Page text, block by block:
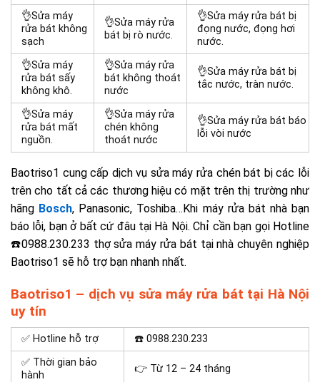
👌Sửa máy
rửa bát không
sạch
👌Sửa máy rửa
bát bị rò nước.
👌Sửa máy rửa bát bị
đọng nước, đọng hơi
nước.
👌Sửa máy
rửa bát sấy
không khô.
👌Sửa máy rửa
bát không thoát
nước
👌Sửa máy rửa bát bị
tắc nước, tràn nước.
👌Sửa máy
rửa bát mất
nguồn.
👌Sửa máy rửa
chén không
thoát nước
👌Sửa máy rửa bát báo
lỗi vòi nước
Baotriso1 cung cấp dịch vụ sửa máy rửa chén bát bị các lỗi
trên cho tất cả các thương hiệu có mặt trên thị trường như
hãng Bosch, Panasonic, Toshiba…Khi máy rửa bát nhà bạn
báo lỗi, bạn ở bất cứ đâu tại Hà Nội. Chỉ cần bạn gọi Hotline
☎️0988.230.233 thợ sửa máy rửa bát tại nhà chuyên nghiệp
Baotriso1 sẽ hỗ trợ bạn nhanh nhất.
Baotriso1 – dịch vụ sửa máy rửa bát tại Hà Nội
uy tín
✅ Hotline hỗ trợ ☎️0988.230.233
✅ Thời gian bảo
hành
👉 Từ 12 – 24 tháng